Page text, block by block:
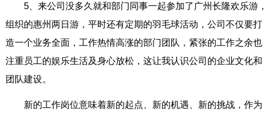
5、来公司没多久就和部门同事一起参加了广州长隆欢乐游，
组织的惠州两日游，平时还有定期的羽毛球活动，公司不仅要打
造一个业务全面，工作热情高涨的部门团队，紧张的工作之余也
注重员工的娱乐生活及身心放松，这让我认识公司的企业文化和
团队建设。
新的工作岗位意味着新的起点、新的机遇、新的挑战，作为